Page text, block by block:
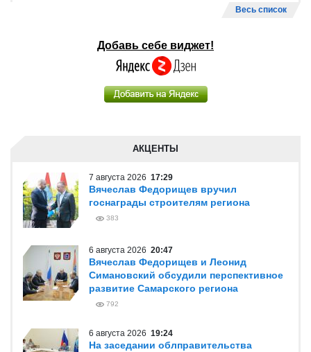
Весь список
Добавь себе виджет!
АКЦЕНТЫ
7 августа 2026 17:29
Вячеслав Федорищев вручил
госнаграды строителям региона
383
6 августа 2026 20:47
Вячеслав Федорищев и Леонид
Симановский обсудили перспективное
развитие Самарского региона
792
6 августа 2026 19:24
На заседании облправительства